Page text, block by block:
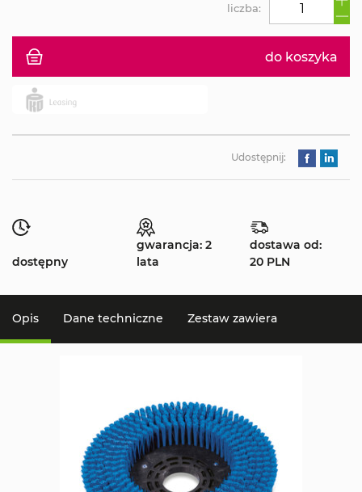
do koszyka
liczba:
Udostępnij:
dostępny
gwarancja: 2
lata
dostawa od:
20 PLN
Opis Dane techniczne Zestaw zawiera